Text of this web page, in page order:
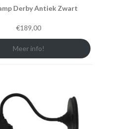
Derby Antiek Zwart
€189,00
Meer info!